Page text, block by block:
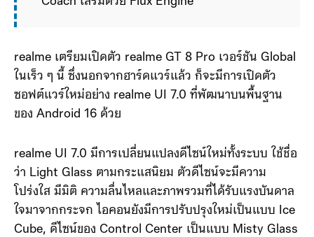
realme เตรียมเปิดตัว realme GT 8 Pro เวอร์ชัน Global
ในเร็ว ๆ นี้ ซึ่งนอกจากฮาร์ดแวร์แล้ว ก็จะมีการเปิดตัว
ซอฟต์แวร์ใหม่อย่าง realme UI 7.0 ที่พัฒนาบนพื้นฐาน
realme UI 7.0 มีการเปลี่ยนแปลงดีไซน์ใหม่ทั้งระบบ ใช้ชื่อ
ว่า Light Glass ตามกระแสนิยม ตัวดีไซน์จะมีความ
โปร่งใส มีมิติ ความลื่นไหลและภาพรวมที่ได้รับแรงบันดาล
ใจมาจากกระจก ไอคอนยังมีการปรับปรุงใหม่เป็นแบบ Ice